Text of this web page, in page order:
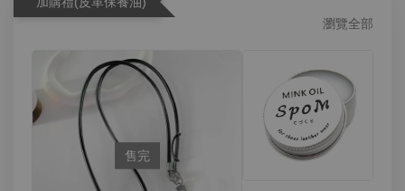
瀏覽全部
售完